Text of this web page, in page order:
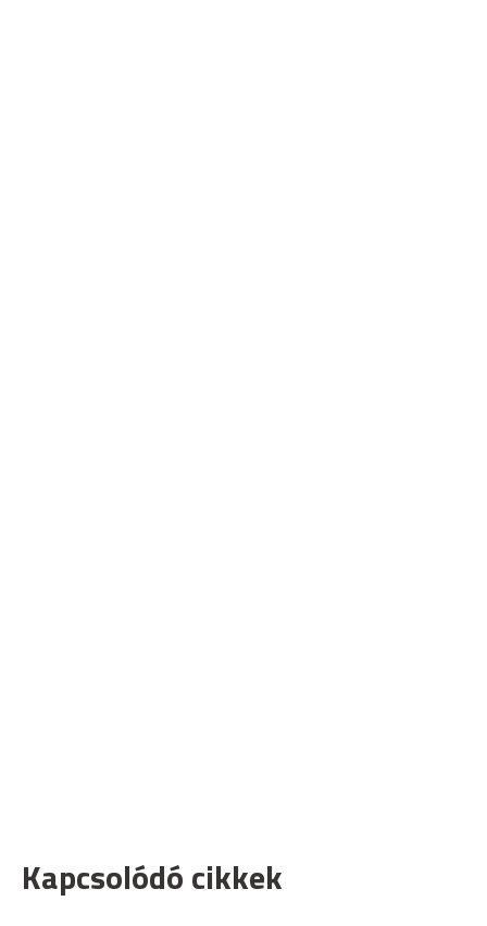
Kapcsolódó cikkek